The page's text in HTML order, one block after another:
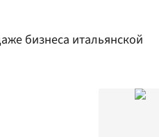
бизнеса итальянской